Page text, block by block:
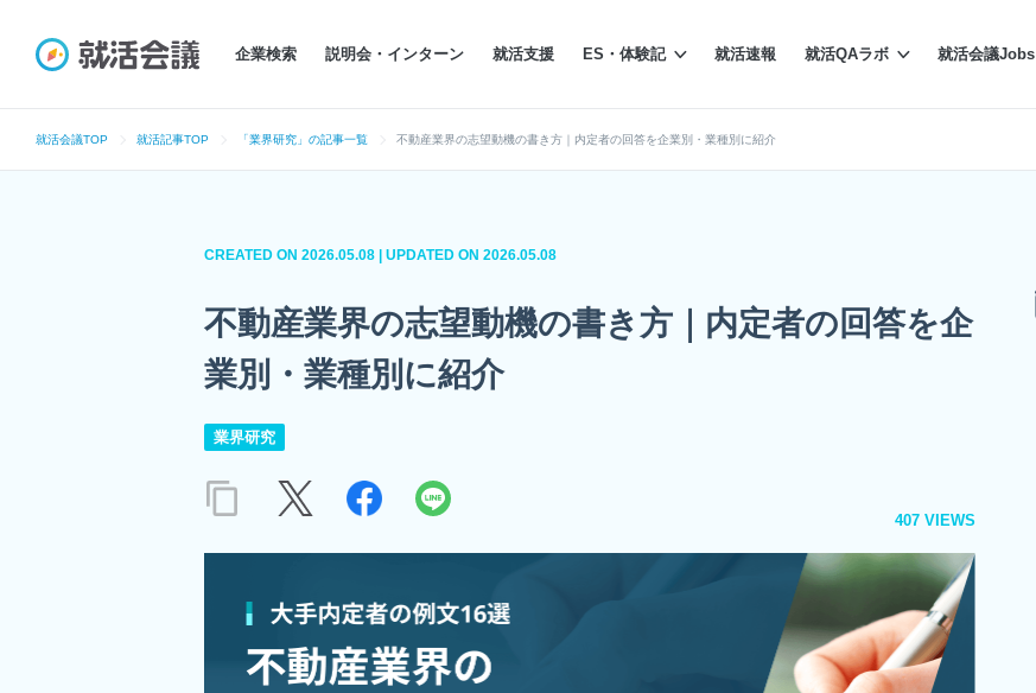
企業検索 説明会・インターン 就活支援 ES・体験記 就活速報 就活QAラボ 就活会議Jobs
就活会議TOP 就活記事TOP 「業界研究」の記事一覧 不動産業界の志望動機の書き方｜内定者の回答を企業別・業種別に紹介
CREATED ON 2026.05.08 | UPDATED ON 2026.05.08
不動産業界の志望動機の書き方｜内定者の回答を企
業別・業種別に紹介
業界研究
407 VIEWS